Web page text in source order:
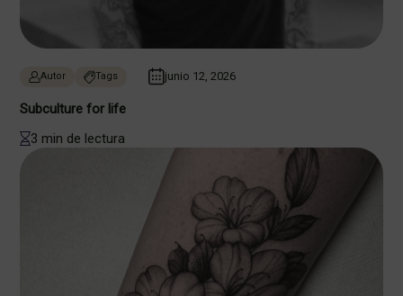
Autor Tags junio 12, 2026
Subculture for life
3 min de lectura